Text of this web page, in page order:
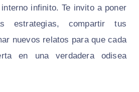
infinito. Te invito a poner
estrategias, compartir tus
nuevos relatos para que cada
en una verdadera odisea